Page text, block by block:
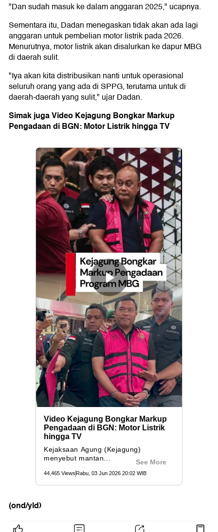
"Dan sudah masuk ke dalam anggaran 2025," ucapnya.
Sementara itu, Dadan menegaskan tidak akan ada lagi
anggaran untuk pembelian motor listrik pada 2026.
Menurutnya, motor listrik akan disalurkan ke dapur MBG
di daerah sulit.
"Iya akan kita distribusikan nanti untuk operasional
seluruh orang yang ada di SPPG, terutama untuk di
daerah-daerah yang sulit," ujar Dadan.
Simak juga Video Kejagung Bongkar Markup
Pengadaan di BGN: Motor Listrik hingga TV
(ond/yld)